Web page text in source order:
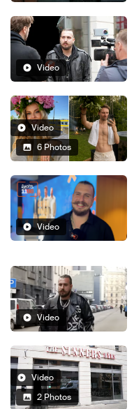
Video
Video
6 Photos
Video
Video
Video
2 Photos